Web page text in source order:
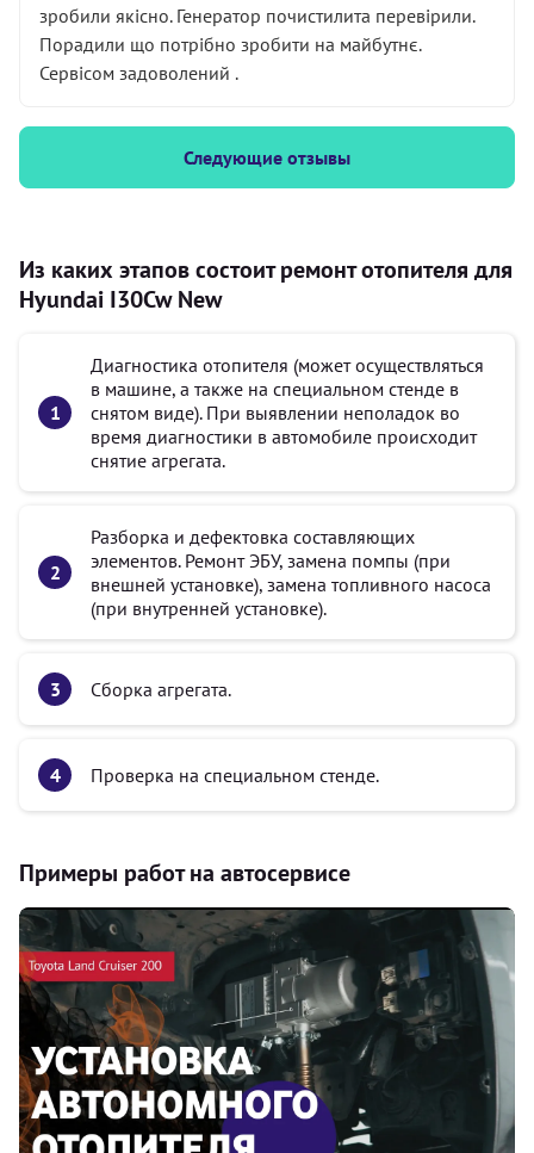
зробили якісно. Генератор почистилита перевірили.
Порадили що потрібно зробити на майбутнє.
Сервісом задоволений .
Следующие отзывы
Из каких этапов состоит ремонт отопителя для
Hyundai I30Cw New
Диагностика отопителя (может осуществляться
в машине, а также на специальном стенде в
снятом виде). При выявлении неполадок во
время диагностики в автомобиле происходит
снятие агрегата.
Разборка и дефектовка составляющих
элементов. Ремонт ЭБУ, замена помпы (при
внешней установке), замена топливного насоса
(при внутренней установке).
Сборка агрегата.
Проверка на специальном стенде.
Примеры работ на автосервисе